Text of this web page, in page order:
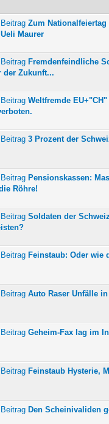
Zum
Maurer
0 von 5 durchschnittlich
Fremdenfeindliche
der Zukunft...
0 von 5 durchschnittlich
Weltfremde
0 von 5 durchschnittlich
3 Prozent der
0 von 5 durchschnittlich
Pensionskassen:
Röhre!
0 von 5 durchschnittlich
Soldaten der
0 von 5 durchschnittlich
Feinstaub: Oder wie
Auto Raser Unfälle
0 von 5 durchschnittlich
Geheim-Fax lag im
0 von 5 durchschnittlich
Feinstaub Hysterie,
0 von 5 durchschnittlich
Den Scheinivaliden
0 von 5 durchschnittlich